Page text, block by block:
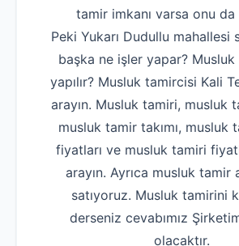
tamir imkanı varsa onu da
Peki Yukarı Dudullu mahallesi
başka ne işler yapar? Musluk
yapılır? Musluk tamircisi Kali
arayın. Musluk tamiri, musluk
musluk tamir takımı, musluk
fiyatları ve musluk tamiri
arayın. Ayrıca musluk tamir
satıyoruz. Musluk tamirini
derseniz cevabımız
olacaktır.